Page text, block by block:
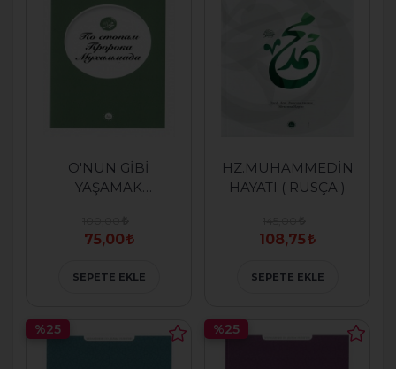
O'NUN GİBİ
YAŞAMAK
75,00
SEPETE EKLE
HZ.MUHAMMEDİN
HAYATI ( RUSÇA )
108,75
SEPETE EKLE
%25 %25